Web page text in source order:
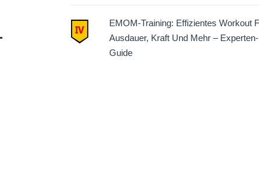
EMOM-Training: Effizientes Workout
Ausdauer, Kraft Und Mehr – Experten-
Guide